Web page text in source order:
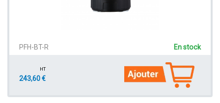
PFH-BT-R En stock
HT
243,60 €